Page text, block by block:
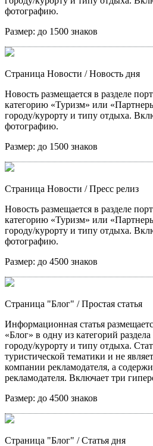
фотографию.
Размер: до 1500 знаков
Страница Новости / Новость дня
Новость размещается в разделе
категорию «Туризм» или
городу/курорту и типу отдыха.
фотографию.
Размер: до 1500 знаков
Страница Новости / Пресс релиз
Новость размещается в разделе
категорию «Туризм» или
городу/курорту и типу отдыха.
фотографию.
Размер: до 4500 знаков
Страница "Блог" / Простая статья
Информационная статья
«Блог» в одну из категорий
городу/курорту и типу отдыха.
туристической тематики и не
компании рекламодателя, а
рекламодателя. Включает три
Размер: до 4500 знаков
Страница "Блог" / Статья дня